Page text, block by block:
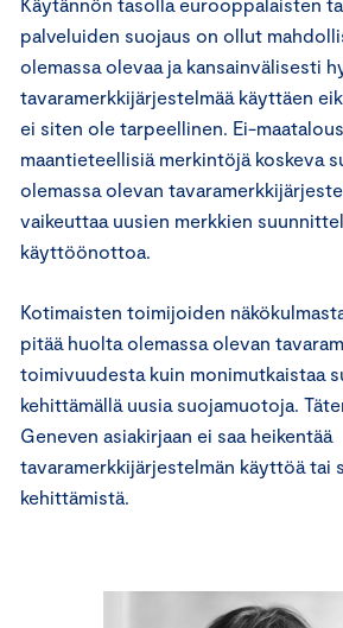
palveluiden suojaus on ollut
olemassa olevaa ja kansainvälisesti
tavaramerkkijärjestelmää käyttäen
ei siten ole tarpeellinen. Ei-
maantieteellisiä merkintöjä koskeva
olemassa olevan
vaikeuttaa uusien merkkien
käyttöönottoa.
Kotimaisten toimijoiden
pitää huolta olemassa olevan
toimivuudesta kuin monimutkaistaa
kehittämällä uusia suojamuotoja.
Geneven asiakirjaan ei saa heikentää
tavaramerkkijärjestelmän käyttöä tai
kehittämistä.